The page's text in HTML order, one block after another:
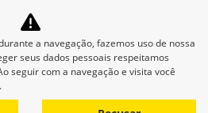
Máquinas
0003-26
a navegação, fazemos uso de nossa
seus dados pessoais respeitamos
seguir com a navegação e visita você